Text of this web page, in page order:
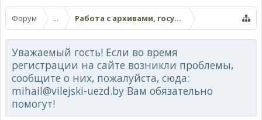
Форум ... Работа с архивами, госучреждениями,
Уважаемый гость! Если во время
регистрации на сайте возникли проблемы,
сообщите о них, пожалуйста, сюда:
mihail@vilejski-uezd.by Вам обязательно
помогут!